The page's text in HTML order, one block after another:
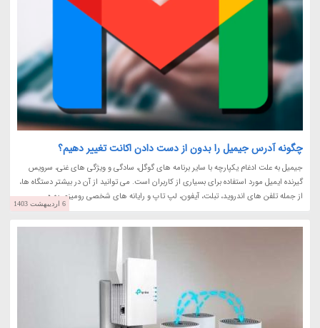
چگونه آدرس جیمیل را بدون از دست دادن اکانت تغییر دهیم؟
جیمیل به علت ادغام یکپارچه با سایر برنامه های گوگل، سادگی و ویژگی های غنی، سرویس
گیرنده ایمیل مورد استفاده برای بسیاری از کاربران است. می توانید از آن در بیشتر دستگاه ها،
از جمله تلفن های اندروید، تبلت، آیفون، لپ تاپ و رایانه های شخصی رومیزی بهره...
6 اردیبهشت 1403